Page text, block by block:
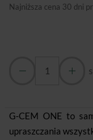
Najniższa cena 30 dni
G-CEM ONE to
upraszczania